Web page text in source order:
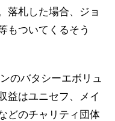
落札した場合、ジョ
もついてくるそう
のバタシーエボリュ
益はユニセフ、メイ
どのチャリティ団体